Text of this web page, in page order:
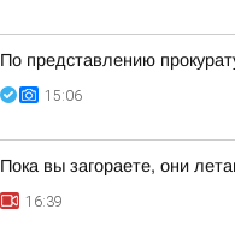
По представлению
15:06
Пока вы загораете, они
16:39